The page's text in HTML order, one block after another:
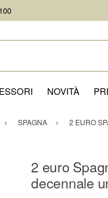
NOVITÀ
SPAGNA 2 EURO
2 euro
decennale